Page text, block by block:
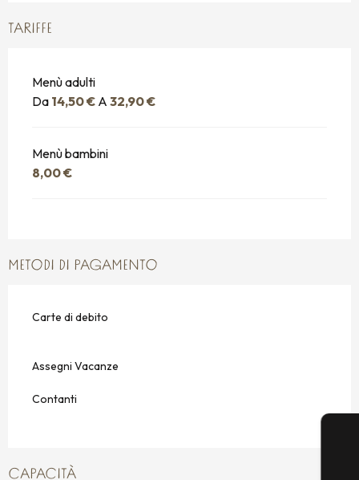
TARIFFE
Menù adulti
Da 14,50 € A 32,90 €
Menù bambini
8,00 €
METODI DI PAGAMENTO
Carte di debito
Assegni Vacanze
Contanti
CAPACITÀ